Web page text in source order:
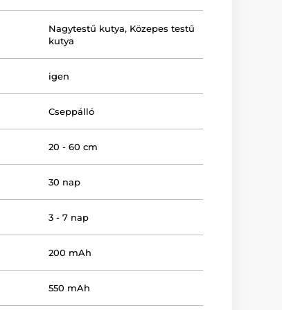
Nagytestű kutya, Közepes testű
kutya
igen
Cseppálló
20 - 60 cm
30 nap
3 - 7 nap
200 mAh
550 mAh